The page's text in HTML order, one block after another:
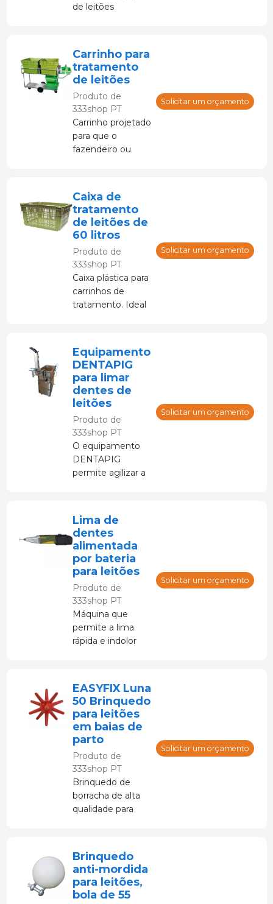
de leitões
Carrinho para
tratamento
de leitões
Produto de
333shop PT
Carrinho projetado
para que o
fazendeiro ou
nascidos. Permite
realizar vários
tratamentos ao
corte de cauda,
castração,
injeções de ferro,
lima e/ou corte de
dentes.
Solicitar um orçamento
Caixa de
tratamento
de leitões de
60 litros
Produto de
333shop PT
Caixa plástica para
carrinhos de
tratamento. Ideal
Solicitar um orçamento
Equipamento
DENTAPIG
para limar
dentes de
leitões
Produto de
333shop PT
O equipamento
DENTAPIG
permite agilizar a
garantindo.
Solicitar um orçamento
Lima de
dentes
alimentada
por bateria
para leitões
Produto de
333shop PT
Máquina que
permite a lima
rápida e indolor
Solicitar um orçamento
EASYFIX Luna
50 Brinquedo
para leitões
em baias de
parto
Produto de
333shop PT
Brinquedo de
borracha de alta
qualidade para
Solicitar um orçamento
Brinquedo
anti-mordida
para leitões,
bola de 55